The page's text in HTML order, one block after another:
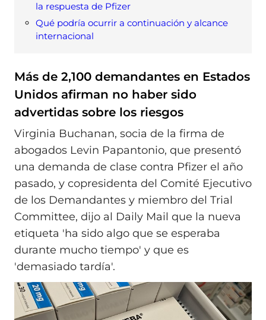
la respuesta de Pfizer
Qué podría ocurrir a continuación y alcance
internacional
Más de 2,100 demandantes en Estados
Unidos afirman no haber sido
advertidas sobre los riesgos
Virginia Buchanan, socia de la firma de
abogados Levin Papantonio, que presentó
una demanda de clase contra Pfizer el año
pasado, y copresidenta del Comité Ejecutivo
de los Demandantes y miembro del Trial
Committee, dijo al Daily Mail que la nueva
etiqueta 'ha sido algo que se esperaba
durante mucho tiempo' y que es
'demasiado tardía'.